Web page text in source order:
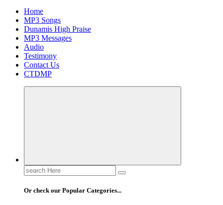
Home
MP3 Songs
Dunamis High Praise
MP3 Messages
Audio
Testimony
Contact Us
CTDMP
Search
for:
Or check our Popular Categories...